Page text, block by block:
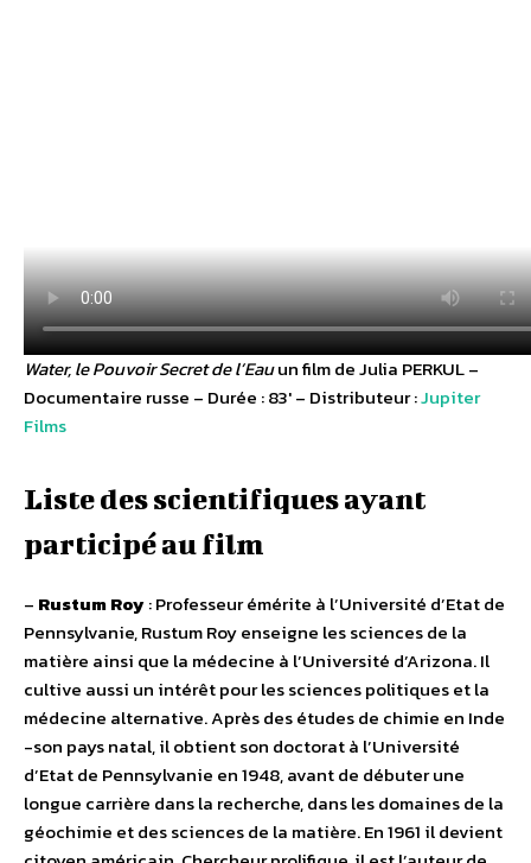
Water, le Pouvoir Secret de l’Eauun film de Julia PERKUL –
Documentaire russe – Durée : 83′ – Distributeur :Jupiter
Films
Liste des scientifiques ayant
participé au film
– Rustum Roy: Professeur émérite à l’Université d’Etat de
Pennsylvanie, Rustum Roy enseigne les sciences de la
matière ainsi que la médecine à l’Université d’Arizona. Il
cultive aussi un intérêt pour les sciences politiques et la
médecine alternative. Après des études de chimie en Inde
-son pays natal, il obtient son doctorat à l’Université
d’Etat de Pennsylvanie en 1948, avant de débuter une
longue carrière dans la recherche, dans les domaines de la
géochimie et des sciences de la matière. En 1961 il devient